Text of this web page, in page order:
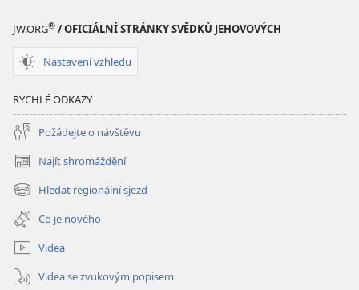
JW.ORG® / OFICIÁLNÍ STRÁNKY SVĚDKŮ JEHOVOVÝCH
Nastavení vzhledu
RYCHLÉ ODKAZY
Požádejte o návštěvu
Najít shromáždění
(otevřeno
nové
okno)
Hledat regionální sjezd
(otevřeno
nové
okno)
Co je nového
Videa
Videa se zvukovým popisem